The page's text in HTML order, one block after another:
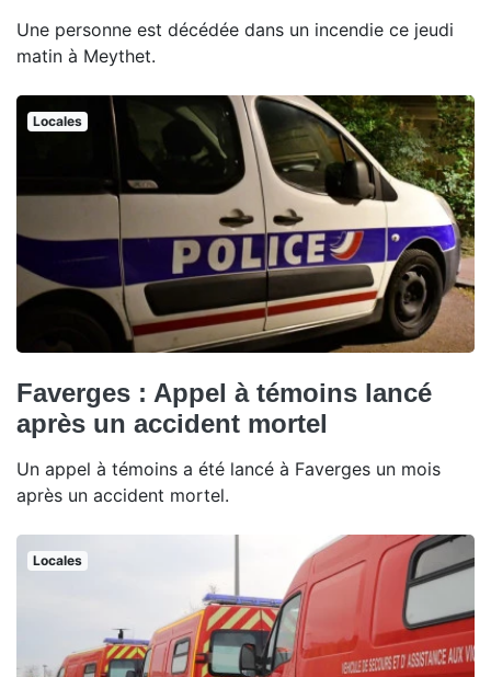
Une personne est décédée dans un incendie ce jeudi
matin à Meythet.
Locales
Faverges : Appel à témoins lancé
après un accident mortel
Un appel à témoins a été lancé à Faverges un mois
après un accident mortel.
Locales